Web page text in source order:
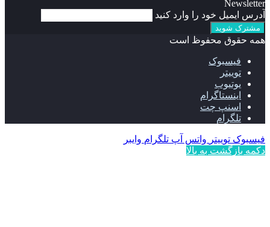
Newsletter
آدرس ایمیل خود را وارد کنید
همه حقوق محفوظ است
فیسبوک
توییتر
یوتیوب
اینستاگرام
اسنپ چت
تلگرام
فیسبوک توییتر واتس آپ تلگرام وایبر
دکمه بازگشت به بالا